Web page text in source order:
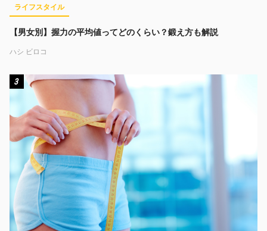
ライフスタイル
【男女別】握力の平均値ってどのくらい？鍛え方も解説
ハシ ビロコ
3